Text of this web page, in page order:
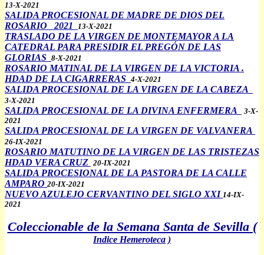
13-X-2021
SALIDA PROCESIONAL DE MADRE DE DIOS DEL
ROSARIO 2021 13-X-2021
TRASLADO DE LA VIRGEN DE MONTEMAYOR A LA
CATEDRAL PARA PRESIDIR EL PREGÓN DE LAS
GLORIAS 8-X-2021
ROSARIO MATINAL DE LA VIRGEN DE LA VICTORIA .
HDAD DE LA CIGARRERAS 4-X-2021
SALIDA PROCESIONAL DE LA VIRGEN DE LA CABEZA
3-X-2021
SALIDA PROCESIONAL DE LA DIVINA ENFERMERA
3-X-
2021
SALIDA PROCESIONAL DE LA VIRGEN DE VALVANERA
26-IX-2021
ROSARIO MATUTINO DE LA VIRGEN DE LAS TRISTEZAS
HDAD VERA CRUZ 20-IX-2021
SALIDA PROCESIONAL DE LA PASTORA DE LA CALLE
AMPARO 20-IX-2021
NUEVO AZULEJO CERVANTINO DEL SIGLO XXI 14-IX-
2021
Coleccionable de la Semana Santa de Sevilla (
Indice Hemeroteca )